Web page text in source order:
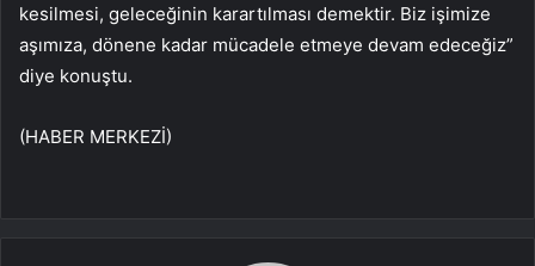
kesilmesi, geleceğinin karartılması demektir. Biz işimize
aşımıza, dönene kadar mücadele etmeye devam edeceğiz”
diye konuştu.
(HABER MERKEZİ)